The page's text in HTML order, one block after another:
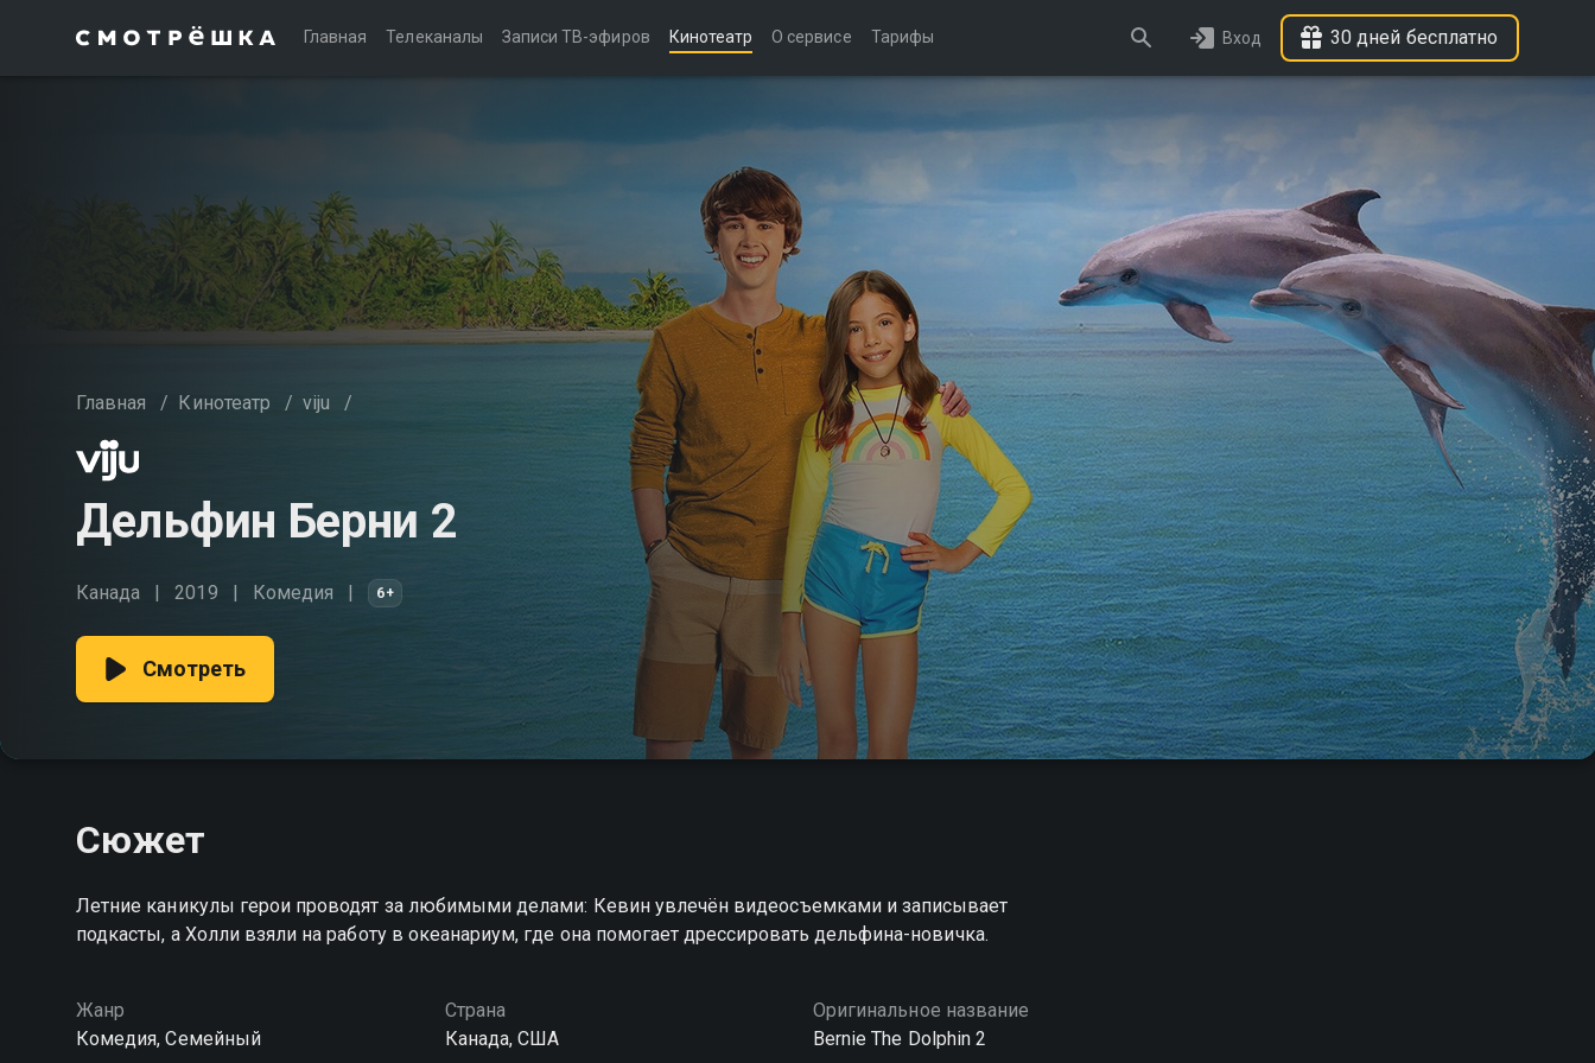
Главная Телеканалы Записи ТВ-эфиров Кинотеатр О сервисе Тарифы Вход 30 дней бесплатно
Главная / Кинотеатр / viju /
Дельфин Берни 2
Канада 2019 Комедия 6+
Смотреть
Сюжет
Летние каникулы герои проводят за любимыми делами: Кевин увлечён видеосъемками и записывает
подкасты, а Холли взяли на работу в океанариум, где она помогает дрессировать дельфина-новичка.
Жанр
Комедия, Семейный
Страна
Канада, США
Оригинальное название
Bernie The Dolphin 2